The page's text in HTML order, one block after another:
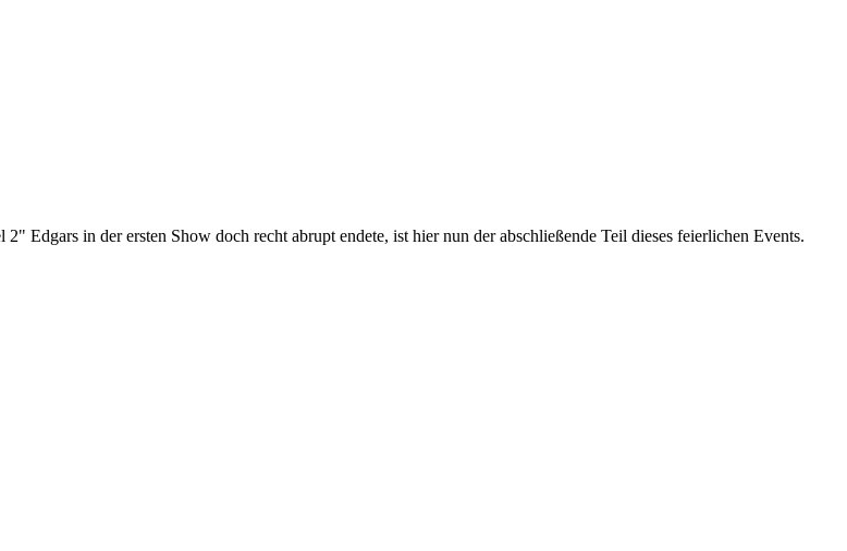
Edgars in der ersten Show doch recht abrupt endete, ist hier nun der abschließende Teil dieses feierlichen Events.